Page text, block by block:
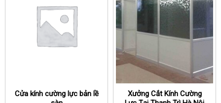
Cửa kính cường lực bản lề
Xưởng Cắt Kính Cường